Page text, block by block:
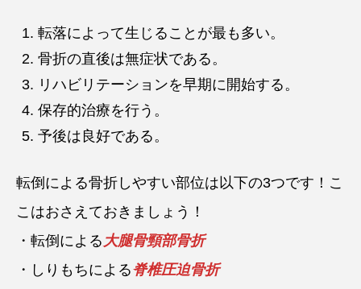
転落によって生じることが最も多い。
骨折の直後は無症状である。
リハビリテーションを早期に開始する。
保存的治療を行う。
予後は良好である。
転倒による骨折しやすい部位は以下の3つです！こ
こはおさえておきましょう！
・転倒による 大腿骨頸部骨折
・しりもちによる脊椎圧迫骨折